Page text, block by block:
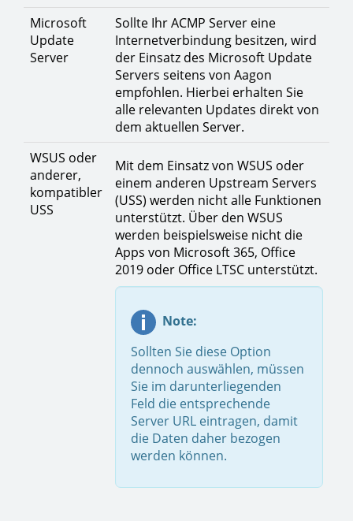
Microsoft
Update
Server
Sollte Ihr ACMP Server eine
Internetverbindung besitzen, wird
der Einsatz des Microsoft Update
Servers seitens von Aagon
empfohlen. Hierbei erhalten Sie
alle relevanten Updates direkt von
dem aktuellen Server.
WSUS oder
anderer,
kompatibler
USS
Mit dem Einsatz von WSUS oder
einem anderen Upstream Servers
(USS) werden nicht alle Funktionen
unterstützt. Über den WSUS
werden beispielsweise nicht die
Apps von Microsoft 365, Office
2019 oder Office LTSC unterstützt.
Note:
Sollten Sie diese Option
dennoch auswählen, müssen
Sie im darunterliegenden
Feld die entsprechende
Server URL eintragen, damit
die Daten daher bezogen
werden können.